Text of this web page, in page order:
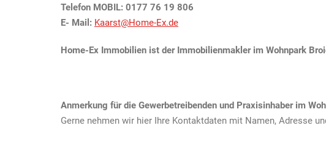
Telefon MOBIL: 0177 76 19 806
E- Mail: Kaarst@Home-Ex.de
Home-Ex Immobilien ist der Immobilienmakler im Wohnpark
Anmerkung für die Gewerbetreibenden und Praxisinhaber im
Gerne nehmen wir hier Ihre Kontaktdaten mit Namen, Adresse